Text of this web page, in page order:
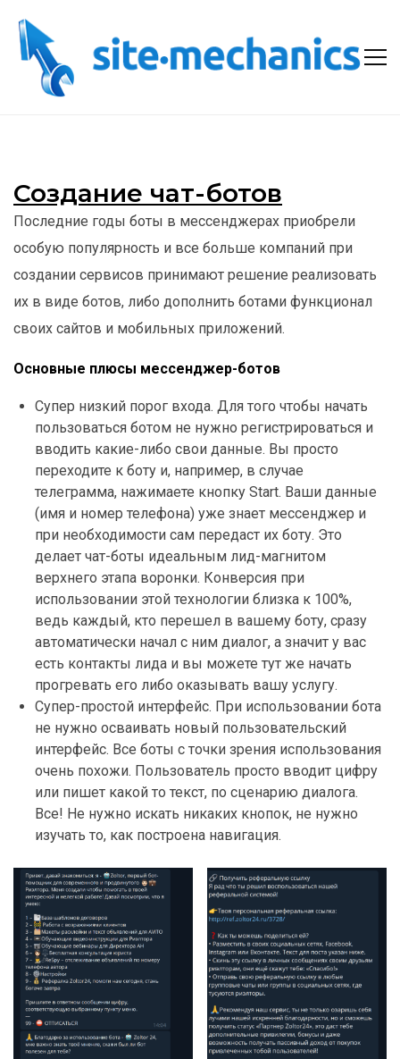
Создание чат-ботов
Последние годы боты в мессенджерах приобрели
особую популярность и все больше компаний при
создании сервисов принимают решение реализовать
их в виде ботов, либо дополнить ботами функционал
своих сайтов и мобильных приложений.
Основные плюсы мессенджер-ботов
Супер низкий порог входа. Для того чтобы начать
пользоваться ботом не нужно регистрироваться и
вводить какие-либо свои данные. Вы просто
переходите к боту и, например, в случае
телеграмма, нажимаете кнопку Start. Ваши данные
(имя и номер телефона) уже знает мессенджер и
при необходимости сам передаст их боту. Это
делает чат-боты идеальным лид-магнитом
верхнего этапа воронки. Конверсия при
использовании этой технологии близка к 100%,
ведь каждый, кто перешел в вашему боту, сразу
автоматически начал с ним диалог, а значит у вас
есть контакты лида и вы можете тут же начать
прогревать его либо оказывать вашу услугу.
Супер-простой интерфейс. При использовании бота
не нужно осваивать новый пользовательский
интерфейс. Все боты с точки зрения использования
очень похожи. Пользователь просто вводит цифру
или пишет какой то текст, по сценарию диалога.
Все! Не нужно искать никаких кнопок, не нужно
изучать то, как построена навигация.